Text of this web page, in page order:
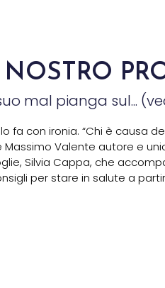
NOSTRO
mal pianga sul...
fa con ironia. “Chi è causa
Massimo Valente autore e
Silvia Cappa, che
per stare in salute a